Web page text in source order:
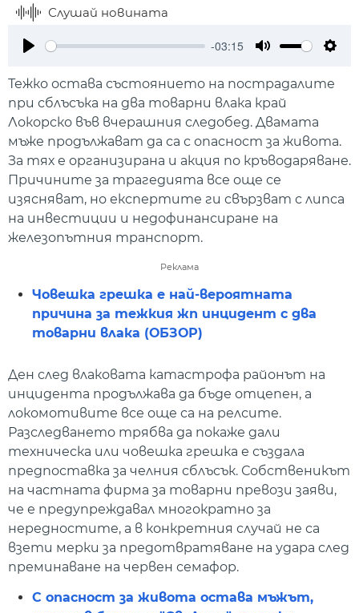
Слушай новината
-03:15
Тежко остава състоянието на пострадалите
при сблъсъка на два товарни влака край
Локорско във вчерашния следобед. Двамата
мъже продължават да са с опасност за живота.
За тях е организирана и акция по кръводаряване.
Причините за трагедията все още се
изясняват, но експертите ги свързват с липса
на инвестиции и недофинансиране на
железопътния транспорт.
Реклама
Човешка грешка е най-вероятната
причина за тежкия жп инцидент с два
товарни влака (ОБЗОР)
Ден след влаковата катастрофа районът на
инцидента продължава да бъде отцепен, а
локомотивите все още са на релсите.
Разследването трябва да покаже дали
техническа или човешка грешка е създала
предпоставка за челния сблъсък. Собственикът
на частната фирма за товарни превози заяви,
че е предупреждавал многократно за
нередностите, а в конкретния случай не са
взети мерки за предотвратяване на удара след
преминаване на червен семафор.
С опасност за живота остава мъжът,